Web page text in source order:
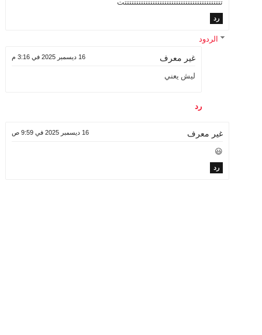
تتتتتتتتتتتتتتتتتتتتتتتتتتتتتتتتتتتتتتتتتتت
رد
الردود
غير معرف 16 ديسمبر 2025 في 3:16 م
ليش يعني
رد
غير معرف 16 ديسمبر 2025 في 9:59 ص
😃
رد